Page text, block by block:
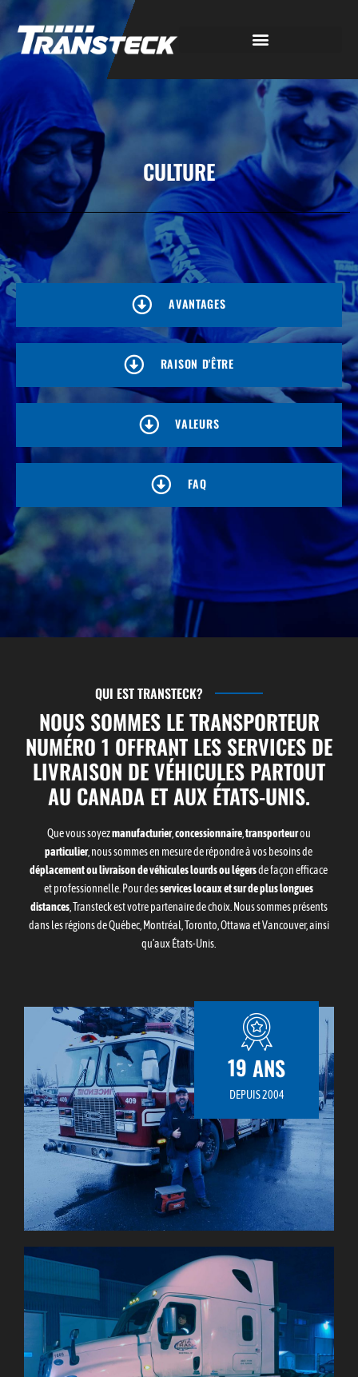
CULTURE
AVANTAGES
RAISON D'ÊTRE
VALEURS
FAQ
QUI EST TRANSTECK?
NOUS SOMMES LE TRANSPORTEUR
NUMÉRO 1 OFFRANT LES SERVICES DE
LIVRAISON DE VÉHICULES PARTOUT
AU CANADA ET AUX ÉTATS-UNIS.
Que vous soyezmanufacturier,concessionnaire, transporteurou
particulier, nous sommes en mesure de répondre à vos besoins de
déplacement ou livraison de véhicules lourds ou légersde façon efficace
et professionnelle. Pour desservices locaux et sur de plus longues
distances, Transteck est votre partenaire de choix. Nous sommes présents
dans les régions de Québec, Montréal, Toronto, Ottawa et Vancouver, ainsi
qu’aux États-Unis.
19 ANS
DEPUIS 2004